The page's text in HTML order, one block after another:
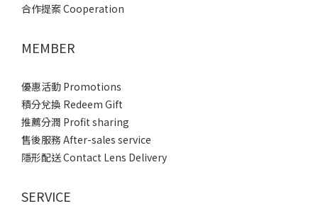
合作提案 Cooperation
MEMBER
優惠活動 Promotions
積分兌換 Redeem Gift
推薦分潤 Profit sharing
售後服務 After-sales service
隱形配送 Contact Lens Delivery
SERVICE